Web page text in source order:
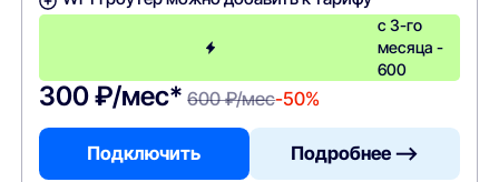
с 3-го
месяца -
600
300 ₽/мес* 600 ₽/мес-50%
Подключить Подробнее —>